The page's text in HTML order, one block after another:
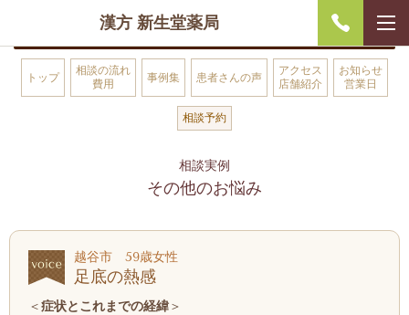
漢方 新生堂薬局
トップ
相談の流れ
費用
事例集 患者さんの声
アクセス
店舗紹介
お知らせ
営業日
相談予約
相談実例
その他のお悩み
越谷市 59歳女性
足底の熱感
＜症状とこれまでの経緯＞